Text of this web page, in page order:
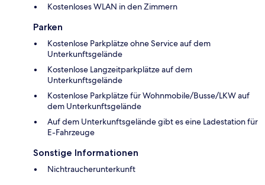
Kostenloses WLAN in den Zimmern
Parken
Kostenlose Parkplätze ohne Service auf dem
Unterkunftsgelände
Kostenlose Langzeitparkplätze auf dem
Unterkunftsgelände
Kostenlose Parkplätze für Wohnmobile/Busse/LKW auf
dem Unterkunftsgelände
Auf dem Unterkunftsgelände gibt es eine Ladestation für
E-Fahrzeuge
Sonstige Informationen
Nichtraucherunterkunft